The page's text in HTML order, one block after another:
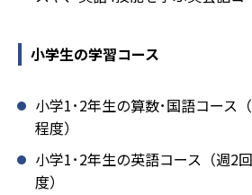
小学生の学習コース
小学1･2年生の算数･国語コース
程度）
小学1･2年生の英語コース（週2
度）